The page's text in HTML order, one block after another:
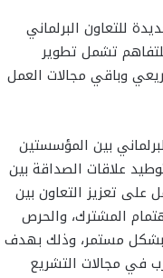
للتعاون البرلماني
تشمل تطوير
وباقي مجالات العمل
بين المؤسستين
علاقات الصداقة بين
على تعزيز التعاون بين
المشترك، والحرص
بشكل مستمر، وذلك بهدف
في مجالات التشريع